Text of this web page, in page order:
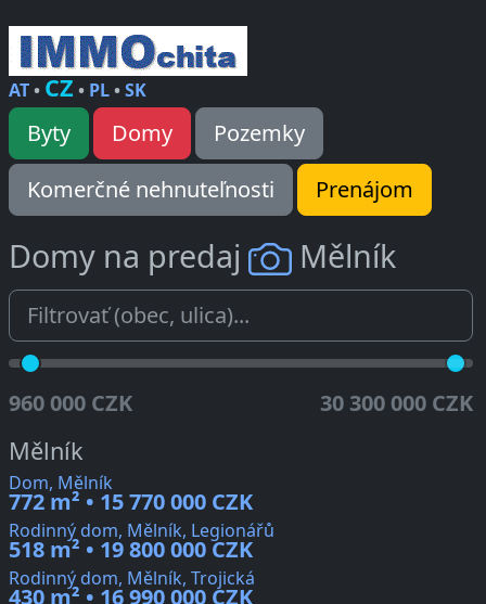
AT• CZ • PL•SK
Byty Domy
Pozemky
Komerčné nehnuteľnosti
Prenájom
Domy na predaj Mělník
960 000 CZK 30 300 000 CZK
Mělník
Dom, Mělník
772 m² • 15 770 000 CZK
Rodinný dom, Mělník, Legionářů
518 m² • 19 800 000 CZK
Rodinný dom, Mělník, Trojická
430 m² • 16 990 000 CZK